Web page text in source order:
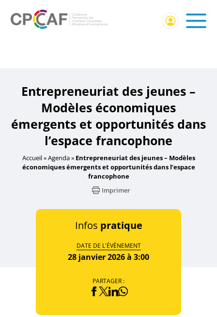
des jeunes – Modèles économiques émergents et
opportunités dans l’espace francophone
Entrepreneuriat des jeunes –
Modèles économiques
émergents et opportunités dans
l’espace francophone
Accueil»Agenda» Entrepreneuriat des jeunes – Modèles
économiques émergents et opportunités dans l’espace
francophone
Imprimer
Infos pratique
DATE DE L'ÉVÈNEMENT
28 janvier 2026 à 3:00
PARTAGER :